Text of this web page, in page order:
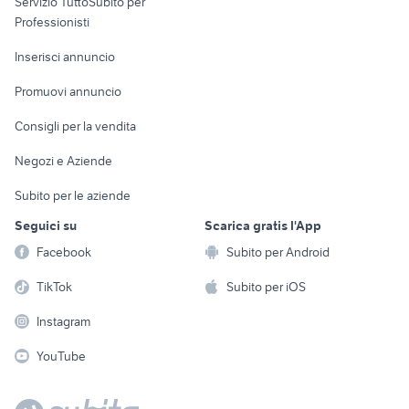
Informatica
Console e
Fotografia
Telefonia
Biciclette
Professionisti
Inserisci annuncio
Promuovi annuncio
Consigli per la vendita
Negozi e Aziende
Subito per le aziende
Seguici su
Facebook
TikTok
Instagram
YouTube
Scarica gratis l'App
Subito per Android
Subito per iOS